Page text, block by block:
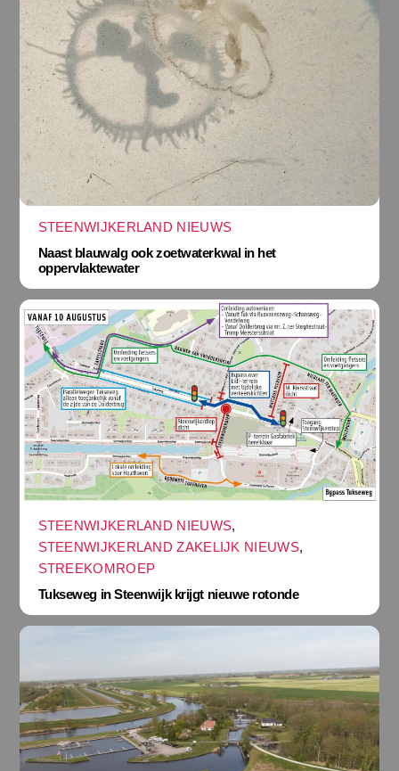
STEENWIJKERLAND NIEUWS
Naast blauwalg ook zoetwaterkwal in het
oppervlaktewater
STEENWIJKERLAND NIEUWS,
STEENWIJKERLAND ZAKELIJK NIEUWS,
STREEKOMROEP
Tukseweg in Steenwijk krijgt nieuwe rotonde